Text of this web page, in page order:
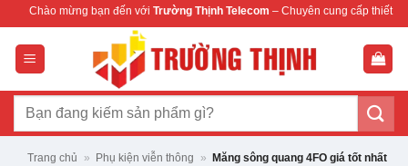
dung
bạn đến vớiTrường Thịnh Telecom– Chuyên cung cấp thiết bị mạng &
Tìm
Trang chủ » Phụ kiện viễn thông »
Măng sông quang 4FO giá tốt nhất